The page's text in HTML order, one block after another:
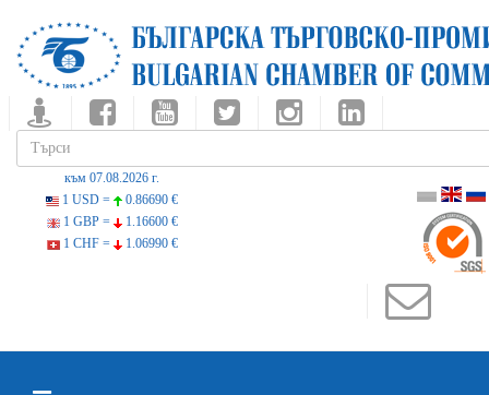
към 07.08.2026 г.
1 USD =
0.86690 €
1 GBP =
1.16600 €
1 CHF =
1.06990 €